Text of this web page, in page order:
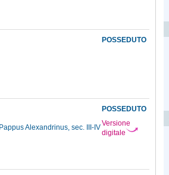
POSSEDUTO
POSSEDUTO
Versione
digitale
Pappus Alexandrinus, sec. III-IV